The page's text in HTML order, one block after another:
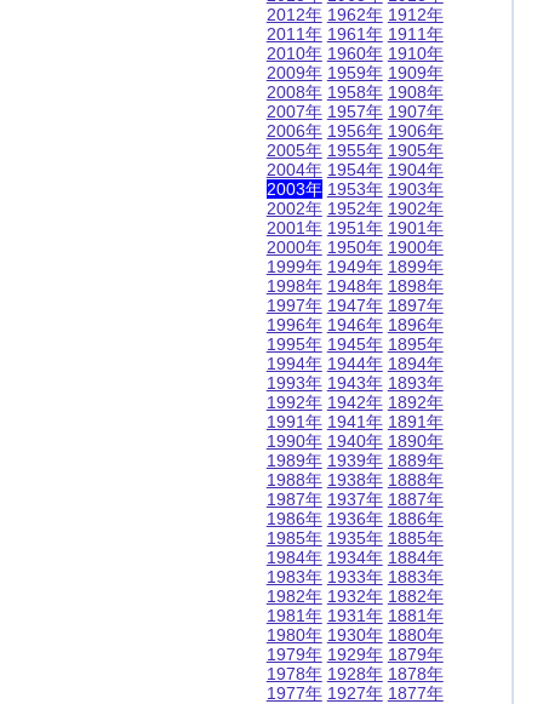
2012年
2011年
2010年
2009年
2008年
2007年
2006年
2005年
2004年
2003年
2002年
2001年
2000年
1999年
1998年
1997年
1996年
1995年
1994年
1993年
1992年
1991年
1990年
1989年
1988年
1987年
1986年
1985年
1984年
1983年
1982年
1981年
1980年
1979年
1978年
1977年
1962年
1961年
1960年
1959年
1958年
1957年
1956年
1955年
1954年
1953年
1952年
1951年
1950年
1949年
1948年
1947年
1946年
1945年
1944年
1943年
1942年
1941年
1940年
1939年
1938年
1937年
1936年
1935年
1934年
1933年
1932年
1931年
1930年
1929年
1928年
1927年
1912年
1911年
1910年
1909年
1908年
1907年
1906年
1905年
1904年
1903年
1902年
1901年
1900年
1899年
1898年
1897年
1896年
1895年
1894年
1893年
1892年
1891年
1890年
1889年
1888年
1887年
1886年
1885年
1884年
1883年
1882年
1881年
1880年
1879年
1878年
1877年